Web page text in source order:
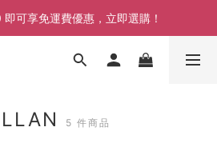
可享免運費優惠，立即選購！
可享免運費優惠，立即選購！
即可享免運費優惠，立即選購！
5 件商品